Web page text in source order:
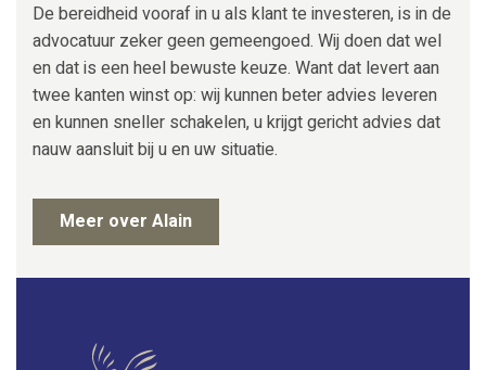
De bereidheid vooraf in u als klant te investeren, is in de
advocatuur zeker geen gemeengoed. Wij doen dat wel
en dat is een heel bewuste keuze. Want dat levert aan
twee kanten winst op: wij kunnen beter advies leveren
en kunnen sneller schakelen, u krijgt gericht advies dat
nauw aansluit bij u en uw situatie.
Meer over Alain